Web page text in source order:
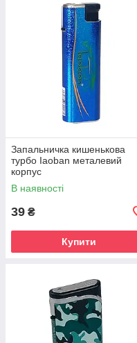
Запальничка кишенькова
турбо Iaoban металевий
корпус
В наявності
39 ₴
Купити